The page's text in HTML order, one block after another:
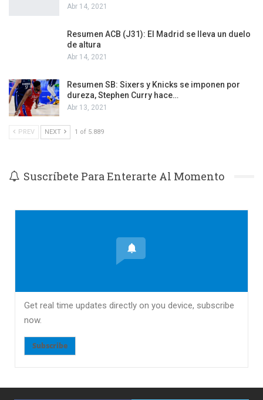
Abr 14, 2021
Resumen ACB (J31): El Madrid se lleva un duelo
de altura
Abr 14, 2021
Resumen SB: Sixers y Knicks se imponen por
dureza, Stephen Curry hace…
Abr 13, 2021
PREV NEXT 1 of 5.889
Suscríbete Para Enterarte Al Momento
Get real time updates directly on you device, subscribe
now.
Subscribe